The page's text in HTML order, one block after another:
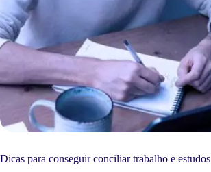
Dicas para conseguir conciliar trabalho e estudos